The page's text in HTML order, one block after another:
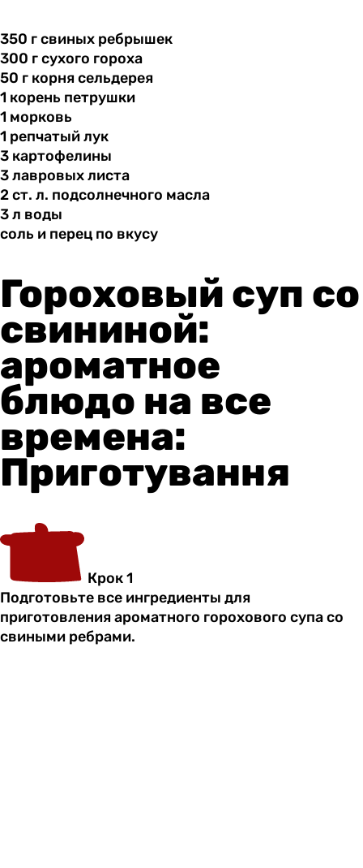
350 гсвиных ребрышек
300 гсухого гороха
50 г корнясельдерея
1 корень петрушки
1 морковь
1 репчатыйлук
3 картофелины
3 лавровыхлиста
2 ст. л. подсолнечного масла
3 л воды
соль и перец по вкусу
Гороховый суп со
свининой:
ароматное
блюдо на все
времена:
Приготування
Крок 1
Подготовьте все ингредиенты для
приготовления ароматного горохового супа со
свиными ребрами.